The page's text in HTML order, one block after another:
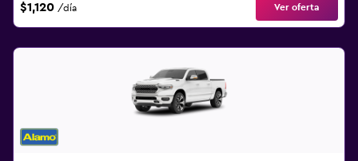
$1,120 /día Ver oferta